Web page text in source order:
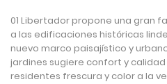
01 Libertador propone una gran
a las edificaciones históricas
nuevo marco paisajístico y
jardines sugiere confort y
residentes frescura y color a la